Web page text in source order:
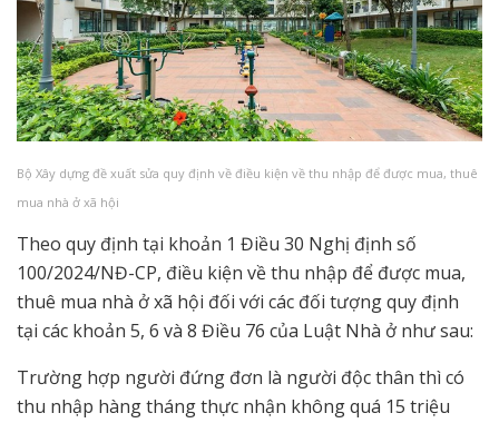
Bộ Xây dựng đề xuất sửa quy định về điều kiện về thu nhập để được mua, thuê
mua nhà ở xã hội
Theo quy định tại khoản 1 Điều 30 Nghị định số
100/2024/NĐ-CP, điều kiện về thu nhập để được mua,
thuê mua nhà ở xã hội đối với các đối tượng quy định
tại các khoản 5, 6 và 8 Điều 76 của Luật Nhà ở như sau:
Trường hợp người đứng đơn là người độc thân thì có
thu nhập hàng tháng thực nhận không quá 15 triệu